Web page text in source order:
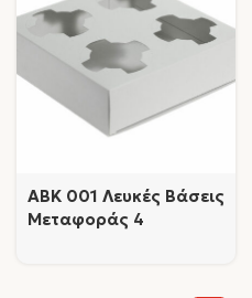
AΒΚ 001 Λευκές Βάσεις
Μεταφοράς 4